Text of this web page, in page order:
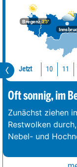
Bregenz25°
Jetzt 10 11
Oft sonnig, im
Zunächst ziehen
Restwolken
Nebel- und